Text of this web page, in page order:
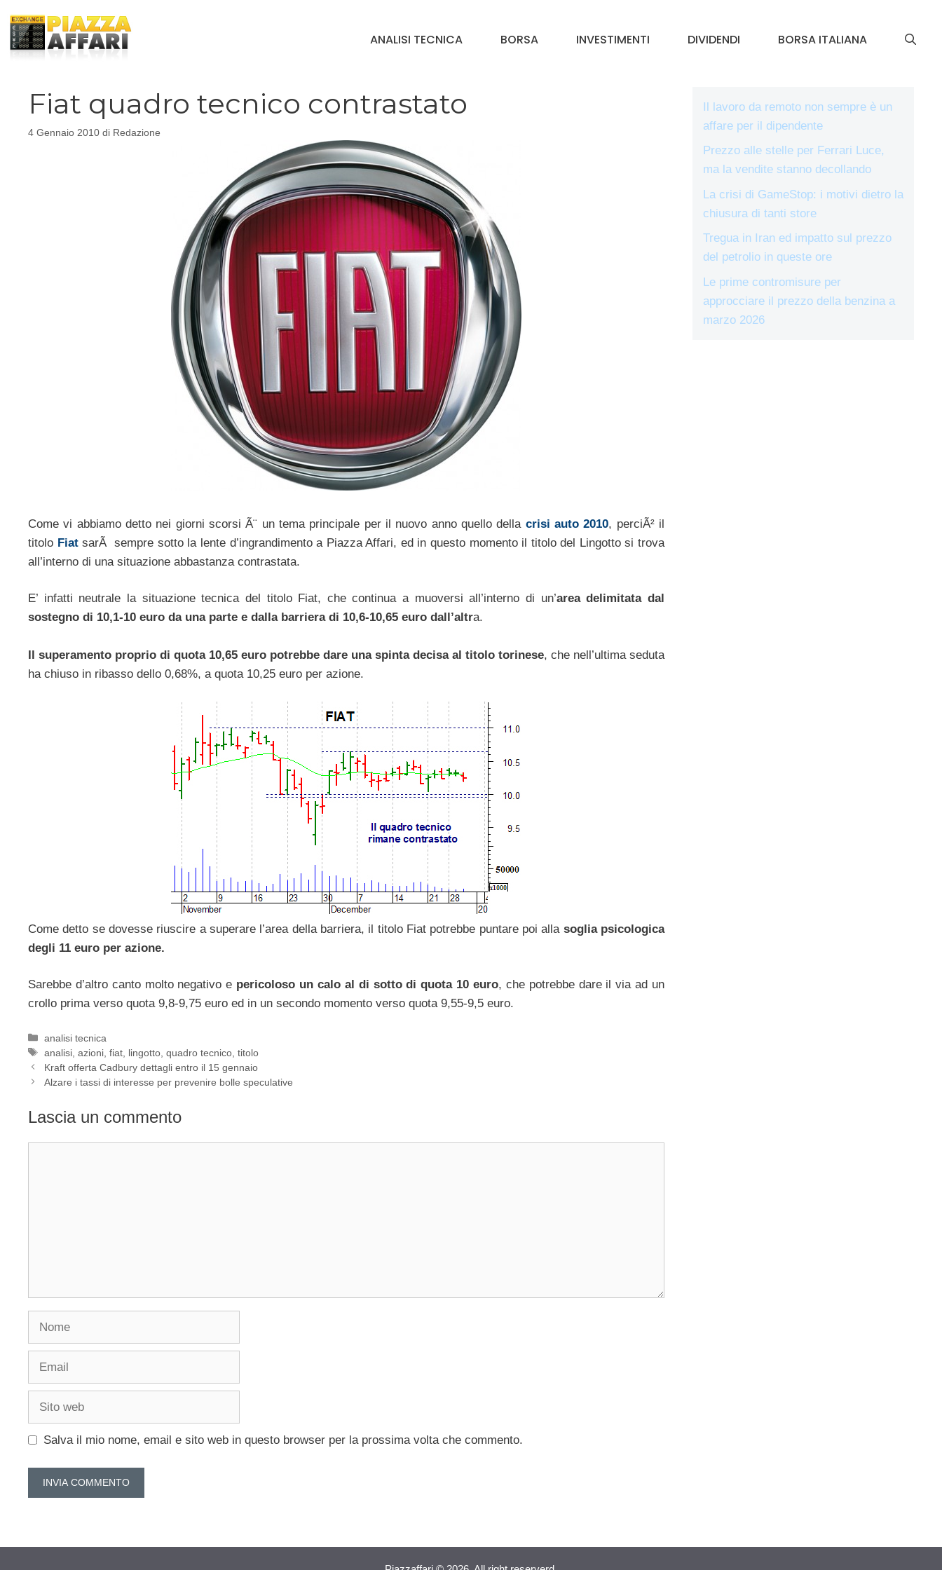
contenuto
ANALISI TECNICA BORSA INVESTIMENTI DIVIDENDI BORSA ITALIANA
Fiat quadro tecnico contrastato
4 Gennaio 2010 di Redazione
Come vi abbiamo detto nei giorni scorsi Ã¨ un tema principale per il nuovo anno quello della crisi auto 2010, perciÃ² il
titolo FiatsarÃ sempre sotto la lente d’ingrandimento a Piazza Affari, ed in questo momento il titolo del Lingotto si trova
all’interno di una situazione abbastanza contrastata.
E’ infatti neutrale la situazione tecnica del titolo Fiat, che continua a muoversi all’interno di un’area delimitata dal
sostegno di 10,1-10 euro da una parte e dalla barriera di 10,6-10,65 euro dall’altra.
Il superamento proprio di quota 10,65 euro potrebbe dare una spinta decisa al titolo torinese, che nell’ultima seduta
ha chiuso in ribasso dello 0,68%, a quota 10,25 euro per azione.
Come detto se dovesse riuscire a superare l’area della barriera, il titolo Fiat potrebbe puntare poi alla soglia psicologica
degli 11 euro per azione.
Sarebbe d’altro canto molto negativo e pericoloso un calo al di sotto di quota 10 euro, che potrebbe dare il via ad un
crollo prima verso quota 9,8-9,75 euro ed in un secondo momento verso quota 9,55-9,5 euro.
Categorie
analisi tecnica
Tag
analisi ,azioni ,fiat lingotto ,quadro tecnico ,titolo
Kraft offerta Cadbury dettagli entro il 15 gennaio
Alzare i tassi di interesse per prevenire bolle speculative
Lascia un commento
Nome
Email
Sito
Salva il mio nome, email e sito web in questo browser per la prossima volta che commento.
Il lavoro da remoto non sempre è un
affare per il dipendente
Prezzo alle stelle per Ferrari Luce,
ma la vendite stanno decollando
La crisi di GameStop: i motivi dietro la
chiusura di tanti store
Tregua in Iran ed impatto sul prezzo
del petrolio in queste ore
Le prime contromisure per
approcciare il prezzo della benzina a
marzo 2026